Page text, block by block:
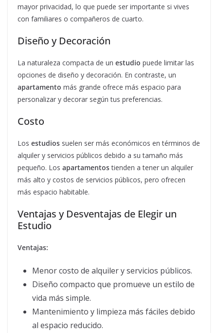
mayor privacidad, lo que puede ser importante si vives
con familiares o compañeros de cuarto.
Diseño y Decoración
La naturaleza compacta de un estudio puede limitar las
opciones de diseño y decoración. En contraste, un
apartamento más grande ofrece más espacio para
personalizar y decorar según tus preferencias.
Costo
Los estudios suelen ser más económicos en términos de
alquiler y servicios públicos debido a su tamaño más
pequeño. Los apartamentostienden a tener un alquiler
más alto y costos de servicios públicos, pero ofrecen
más espacio habitable.
Ventajas y Desventajas de Elegir un
Estudio
Ventajas:
Menor costo de alquiler y servicios públicos.
Diseño compacto que promueve un estilo de
vida más simple.
Mantenimiento y limpieza más fáciles debido
al espacio reducido.